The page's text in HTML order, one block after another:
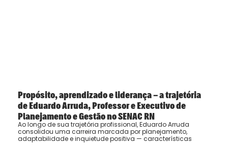
Propósito, aprendizado e liderança – a trajetória
de Eduardo Arruda, Professor e Executivo de
Planejamento e Gestão no SENAC RN
Ao longo de sua trajetória profissional, Eduardo Arruda
consolidou uma carreira marcada por planejamento,
adaptabilidade e inquietude positiva — características